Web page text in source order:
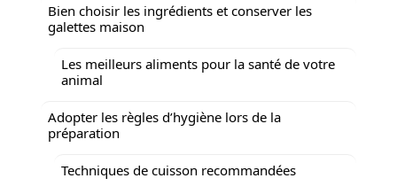
Bien choisir les ingrédients et conserver les
galettes maison
Les meilleurs aliments pour la santé de votre
animal
Adopter les règles d’hygiène lors de la
préparation
Techniques de cuisson recommandées